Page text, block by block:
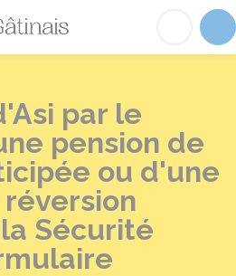
Fréville-du-
par le
pension de
ou d'une
Sécurité